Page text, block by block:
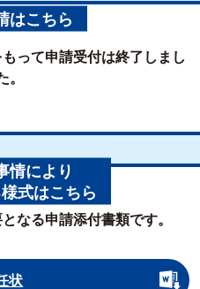
はこちら
って申請受付は終了しまし
。
情により
式はこちら
なる申請添付書類です。
状